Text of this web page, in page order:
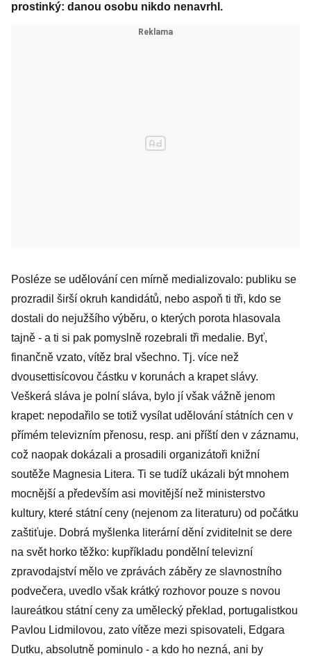
prostinký: danou osobu nikdo nenavrhl.
Posléze se udělování cen mírně medializovalo: publiku se
prozradil širší okruh kandidátů, nebo aspoň ti tři, kdo se
dostali do nejužšího výběru, o kterých porota hlasovala
tajně - a ti si pak pomyslně rozebrali tři medalie. Byť,
finančně vzato, vítěz bral všechno. Tj. více než
dvousettisícovou částku v korunách a krapet slávy.
Veškerá sláva je polní sláva, bylo jí však vážně jenom
krapet: nepodařilo se totiž vysílat udělování státních cen v
přímém televizním přenosu, resp. ani příští den v záznamu,
což naopak dokázali a prosadili organizátoři knižní
soutěže Magnesia Litera. Ti se tudíž ukázali být mnohem
mocnější a především asi movitější než ministerstvo
kultury, které státní ceny (nejenom za literaturu) od počátku
zaštiťuje. Dobrá myšlenka literární dění zviditelnit se dere
na svět horko těžko: kupříkladu pondělní televizní
zpravodajství mělo ve zprávách záběry ze slavnostního
podvečera, uvedlo však krátký rozhovor pouze s novou
laureátkou státní ceny za umělecký překlad, portugalistkou
Pavlou Lidmilovou, zato vítěze mezi spisovateli, Edgara
Dutku, absolutně pominulo - a kdo ho nezná, ani by